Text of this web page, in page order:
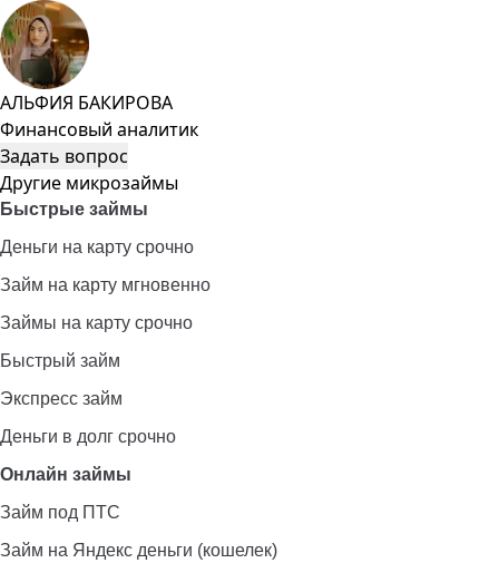
АЛЬФИЯ БАКИРОВА
Финансовый аналитик
Задать вопрос
Другие микрозаймы
Быстрые займы
Деньги на карту срочно
Займ на карту мгновенно
Займы на карту срочно
Быстрый займ
Экспресс займ
Деньги в долг срочно
Онлайн займы
Займ под ПТС
Займ на Яндекс деньги (кошелек)